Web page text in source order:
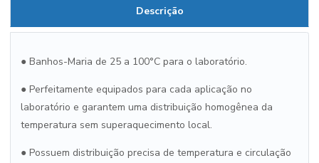
Descrição
● Banhos-Maria de 25 a 100°C para o laboratório.
● Perfeitamente equipados para cada aplicação no
laboratório e garantem uma distribuição homogênea da
temperatura sem superaquecimento local.
● Possuem distribuição precisa de temperatura e circulação